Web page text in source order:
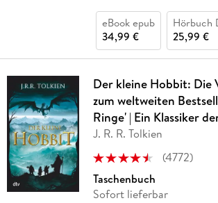
eBook epub
34,99 €
Hörbuch
25,99 €
Der kleine Hobbit: Die
zum weltweiten
Ringe' | Ein Klassiker
J. R. R. Tolkien
(4772)
Taschenbuch
Sofort lieferbar